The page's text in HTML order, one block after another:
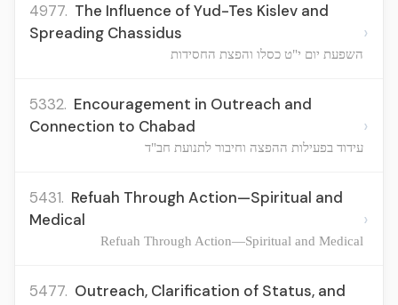
4977. The Influence of Yud-Tes Kislev and
Spreading Chassidus
השפעת יום י"ט כסלו והפצת החסידות
›
5332. Encouragement in Outreach and
Connection to Chabad
עידוד בפעילות ההפצה וחיבור לתנועת חב"ד
›
5431. Refuah Through Action—Spiritual and
Medical
Refuah Through Action—Spiritual and Medical
›
5477. Outreach, Clarification of Status, and